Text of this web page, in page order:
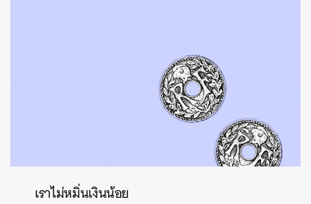
เราไม่หมิ่นเงินน้อย